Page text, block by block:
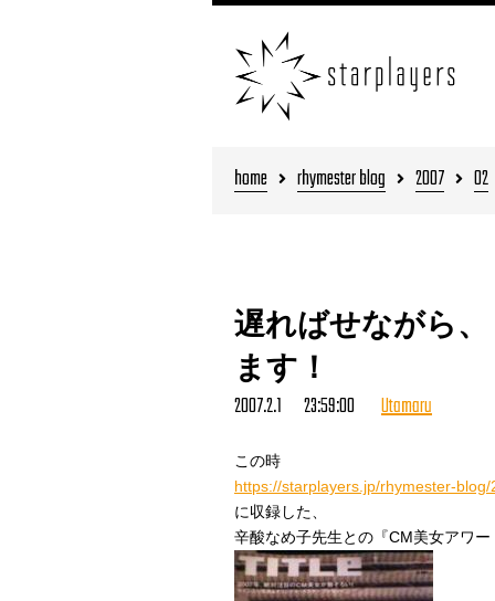
home rhymester blog 2007 02
遅ればせながら
ます！
2007.2.1 23:59:00 Utamaru
この時
https://starplayers.jp/rhymester-
に収録した、
辛酸なめ子先生との『CM美女アワー